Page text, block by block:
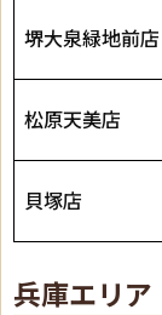
堺大泉緑地前店
松原天美店
貝塚店
兵庫エリア